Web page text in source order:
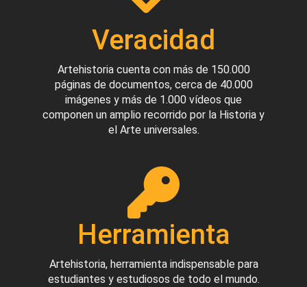
Veracidad
Artehistoria cuenta con más de 150.000
páginas de documentos, cerca de 40.000
imágenes y más de 1.000 vídeos que
componen un amplio recorrido por la Historia y
el Arte universales.
Herramienta
Artehistoria, herramienta indispensable para
estudiantes y estudiosos de todo el mundo.